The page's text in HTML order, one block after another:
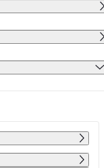
PÁ SO NE
4 5 6